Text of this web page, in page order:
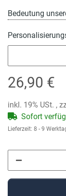
Bedeutung
26,90 €
inkl. 19% USt. ,
Sofort
Lieferzeit: 8 - 9